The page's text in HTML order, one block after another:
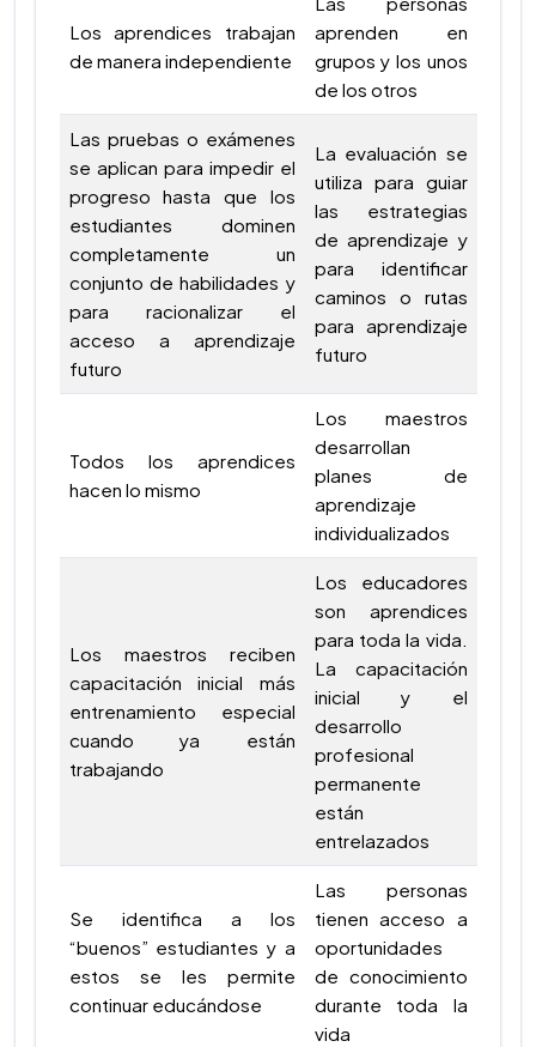
Los aprendices trabajan
de manera independiente
aprenden en
grupos y los unos
de los otros
Las pruebas o exámenes
se aplican para impedir el
progreso hasta que los
estudiantes dominen
completamente un
conjunto de habilidades y
para racionalizar el
acceso a aprendizaje
futuro
La evaluación se
utiliza para guiar
las estrategias
de aprendizaje y
para identificar
caminos o rutas
para aprendizaje
futuro
Todos los aprendices
hacen lo mismo
Los maestros
desarrollan
planes de
aprendizaje
individualizados
Los maestros reciben
capacitación inicial más
entrenamiento especial
cuando ya están
trabajando
Los educadores
son aprendices
para toda la vida.
La capacitación
inicial y el
desarrollo
profesional
permanente
están
entrelazados
Se identifica a los
“buenos” estudiantes y a
estos se les permite
continuar educándose
Las personas
tienen acceso a
oportunidades
de conocimiento
durante toda la
vida